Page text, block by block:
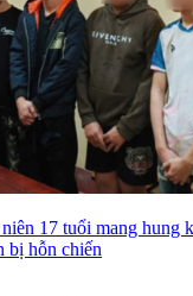
17 tuổi mang hung
bị hỗn chiến